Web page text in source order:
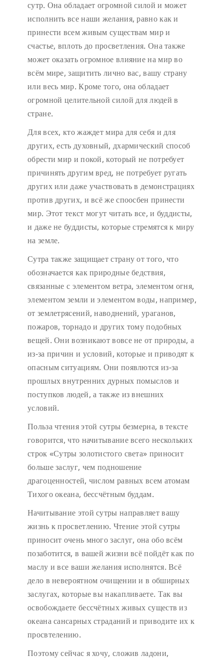
сутр. Она обладает огромной силой и может
исполнить все наши желания, равно как и
принести всем живым существам мир и
счастье, вплоть до просветления. Она также
может оказать огромное влияние на мир во
всём мире, защитить лично вас, вашу страну
или весь мир. Кроме того, она обладает
огромной целительной силой для людей в
стране.
Для всех, кто жаждет мира для себя и для
других, есть духовный, дхармический способ
обрести мир и покой, который не потребует
причинять другим вред, не потребует ругать
других или даже участвовать в демонстрациях
против других, и всё же споосбен принести
мир. Этот текст могут читать все, и буддисты,
и даже не буддисты, которые стремятся к миру
на земле.
Сутра также защищает страну от того, что
обозначается как природные бедствия,
связанные с элементом ветра, элементом огня,
элементом земли и элементом воды, например,
от землетрясений, наводнений, ураганов,
пожаров, торнадо и других тому подобных
вещей. Они возникают вовсе не от природы, а
из-за причин и условий, которые и приводят к
опасным ситуациям. Они появлются из-за
прошлых внутренних дурных помыслов и
поступков людей, а также из внешних
условий.
Польза чтения этой сутры безмерна, в тексте
говорится, что начитывание всего нескольких
строк «Сутры золотистого света» приносит
больше заслуг, чем подношение
драгоценностей, числом равных всем атомам
Тихого океана, бессчётным буддам.
Начитывание этой сутры направляет вашу
жизнь к просветлению. Чтение этой сутры
приносит очень много заслуг, она обо всём
позаботится, в вашей жизни всё пойдёт как по
маслу и все ваши желания исполнятся. Всё
дело в невероятном очищении и в обширных
заслугах, которые вы накапливаете. Так вы
освобождаете бессчётных живых существ из
океана сансарных страданий и приводите их к
просвтелению.
Поэтому сейчас я хочу, сложив ладони,